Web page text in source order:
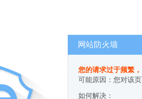
网站防火墙
您的请求过于频繁
可能原因：您对该
如何解决：